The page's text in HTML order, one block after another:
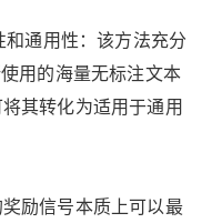
通用性：该方法充分
用的海量无标注文本
其转化为适用于通用
励信号本质上可以最